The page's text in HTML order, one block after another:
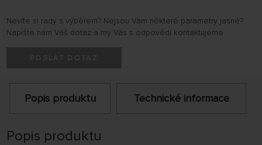
Nevíte si rady s výběrem? Nejsou Vám některé parametry jasné?
Napište nám Váš dotaz a my Vás s odpovědí kontaktujeme.
Popis produktu Technické informace
Popis produktu